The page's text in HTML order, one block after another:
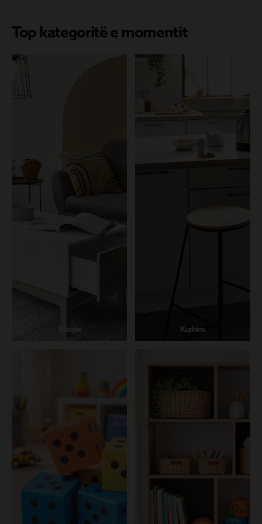
Top kategoritë e momentit
Shtëpia Kuzhina